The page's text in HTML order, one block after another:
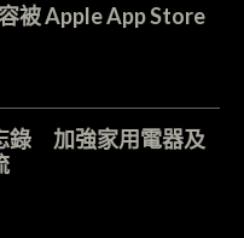
被 Apple App Store
錄 加強家用電器及